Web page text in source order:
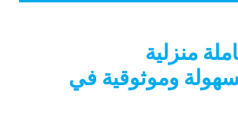
منزلية
وموثوقية في